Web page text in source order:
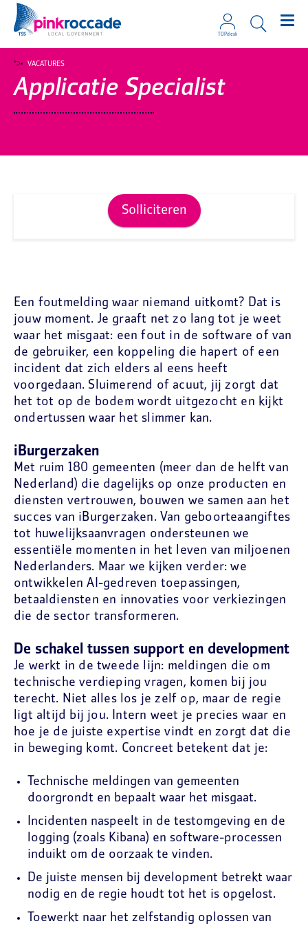
TOPdesk
Applicatie Specialist
VACATURES
Solliciteren
Een foutmelding waar niemand uitkomt? Dat is
jouw moment. Je graaft net zo lang tot je weet
waar het misgaat: een fout in de software of van
de gebruiker, een koppeling die hapert of een
incident dat zich elders al eens heeft
voorgedaan. Sluimerend of acuut, jij zorgt dat
het tot op de bodem wordt uitgezocht en kijkt
ondertussen waar het slimmer kan.
iBurgerzaken
Met ruim 180 gemeenten (meer dan de helft van
Nederland) die dagelijks op onze producten en
diensten vertrouwen, bouwen we samen aan het
succes van iBurgerzaken. Van geboorteaangiftes
tot huwelijksaanvragen ondersteunen we
essentiële momenten in het leven van miljoenen
Nederlanders. Maar we kijken verder: we
ontwikkelen AI-gedreven toepassingen,
betaaldiensten en innovaties voor verkiezingen
die de sector transformeren.
De schakel tussen support en development
Je werkt in de tweede lijn: meldingen die om
technische verdieping vragen, komen bij jou
terecht. Niet alles los je zelf op, maar de regie
ligt altijd bij jou. Intern weet je precies waar en
hoe je de juiste expertise vindt en zorgt dat die
in beweging komt. Concreet betekent dat je:
Technische meldingen van gemeenten
doorgrondt en bepaalt waar het misgaat.
Incidenten naspeelt in de testomgeving en de
logging (zoals Kibana) en software-processen
induikt om de oorzaak te vinden.
De juiste mensen bij development betrekt waar
nodig en de regie houdt tot het is opgelost.
Toewerkt naar het zelfstandig oplossen van